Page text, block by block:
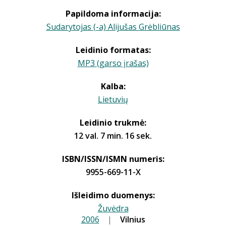
Papildoma informacija:
Sudarytojas (-a) Alijušas Grėbliūnas
Leidinio formatas:
MP3 (garso įrašas)
Kalba:
Lietuvių
Leidinio trukmė:
12 val. 7 min. 16 sek.
ISBN/ISSN/ISMN numeris:
9955-669-11-X
Išleidimo duomenys:
Žuvėdra
2006 | Vilnius